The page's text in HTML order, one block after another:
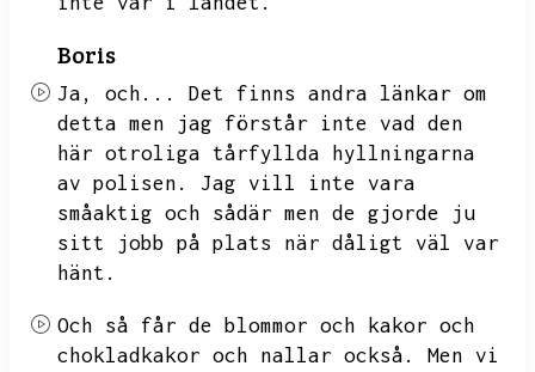
Boris
Ja, och...
Det finns andra länkar om
detta men jag förstår inte vad den
här otroliga tårfyllda hyllningarna
av polisen.
Jag vill inte vara
småaktig och sådär men de gjorde ju
sitt jobb på plats när dåligt väl var
hänt.
Och så får de blommor och kakor och
chokladkakor och nallar också.
Men vi